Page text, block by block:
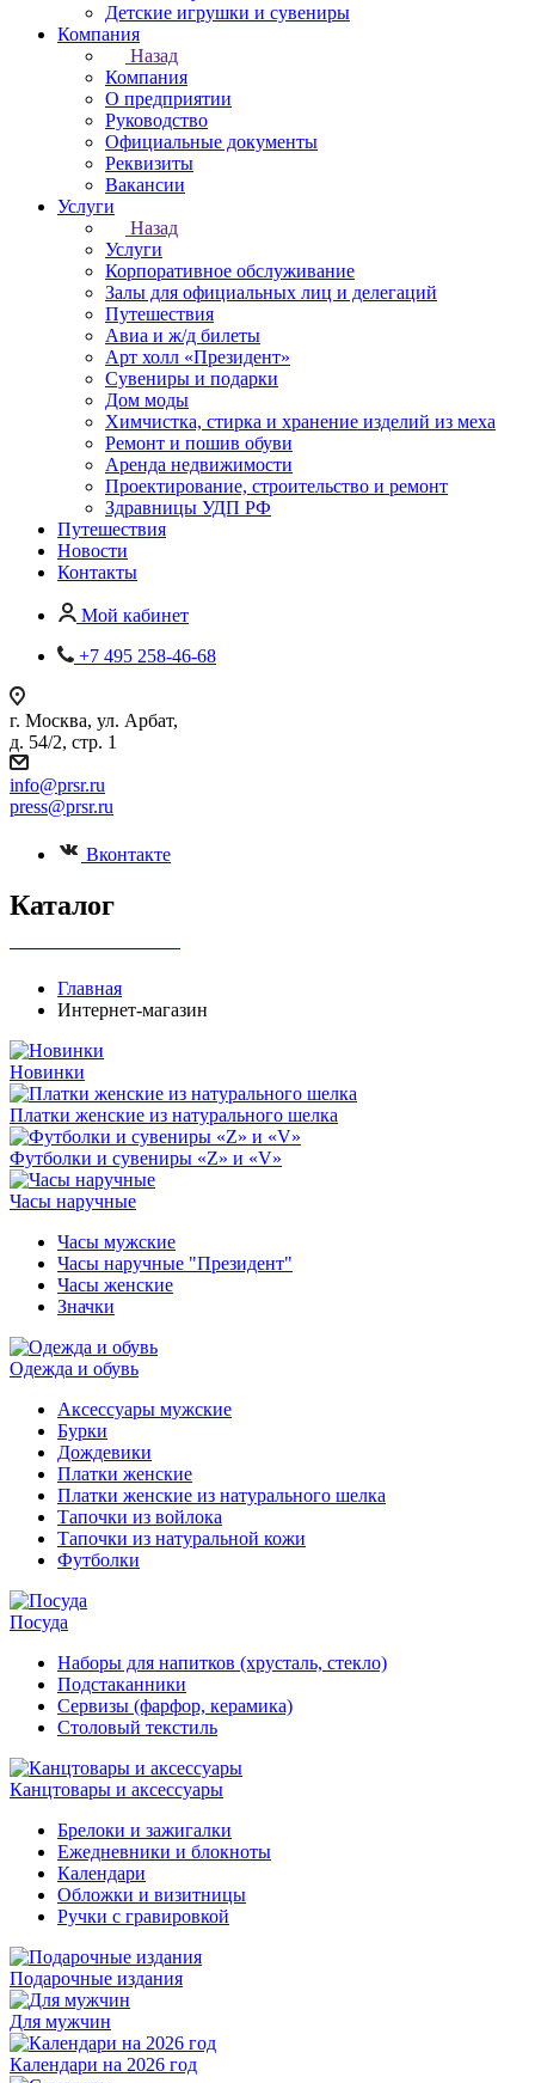
Детские игрушки и сувениры
Компания
Назад
Компания
О предприятии
Руководство
Официальные документы
Реквизиты
Вакансии
Услуги
Назад
Услуги
Корпоративное обслуживание
Залы для официальных лиц и делегаций
Путешествия
Авиа и ж/д билеты
Арт холл «Президент»
Сувениры и подарки
Дом моды
Химчистка, стирка и хранение изделий из меха
Ремонт и пошив обуви
Аренда недвижимости
Проектирование, строительство и ремонт
Здравницы УДП РФ
Путешествия
Новости
Контакты
Мой кабинет
+7 495 258-46-68
г. Москва, ул. Арбат,
д. 54/2, стр. 1
info@prsr.ru
press@prsr.ru
Вконтакте
Каталог
Главная
Интернет-магазин
Новинки
Платки женские из натурального шелка
Футболки и сувениры «Z» и «V»
Часы наручные
Часы мужские
Часы наручные "Президент"
Часы женские
Значки
Одежда и обувь
Аксессуары мужские
Бурки
Дождевики
Платки женские
Платки женские из натурального шелка
Тапочки из войлока
Тапочки из натуральной кожи
Футболки
Посуда
Наборы для напитков (хрусталь, стекло)
Подстаканники
Сервизы (фарфор, керамика)
Столовый текстиль
Канцтовары и аксессуары
Брелоки и зажигалки
Ежедневники и блокноты
Календари
Обложки и визитницы
Ручки с гравировкой
Подарочные издания
Для мужчин
Календари на 2026 год